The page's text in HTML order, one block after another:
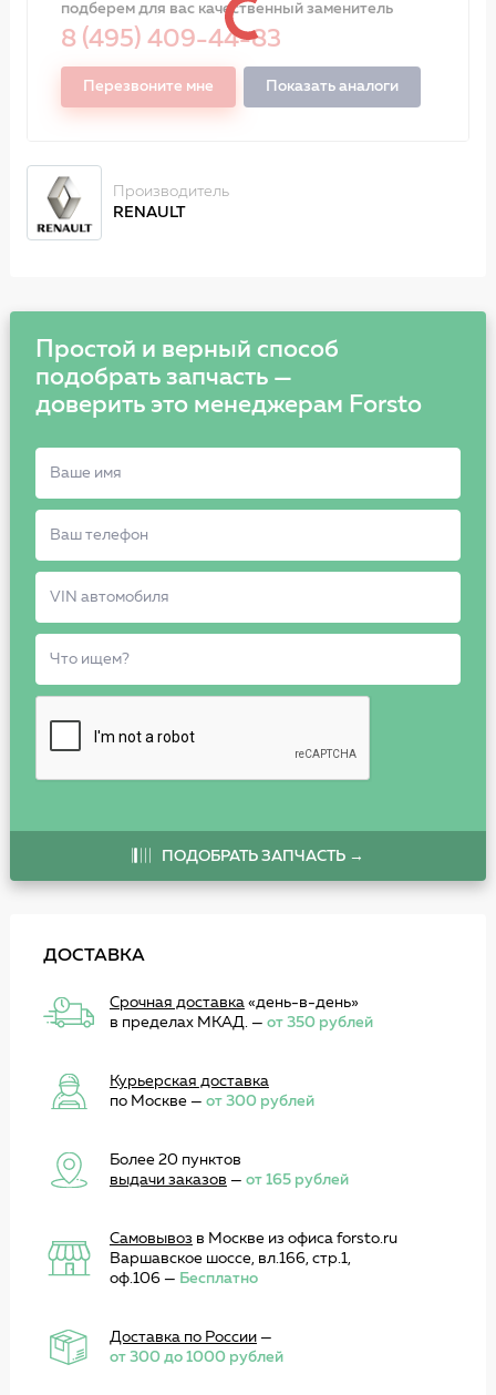
подберем для вас качественный заменитель
8 (495) 409-44-83
Перезвоните мне Показать аналоги
Производитель
RENAULT
Простой и верный способ
подобрать запчасть —
доверить это менеджерам Forsto
ПОДОБРАТЬ ЗАПЧАСТЬ →
ДОСТАВКА
Срочная доставка«день-в-день»
в пределах МКАД. — от 350 рублей
Курьерская доставка
по Москве — от 300 рублей
Более 20 пунктов
выдачи заказов — от 165 рублей
Самовывоз в Москве из офиса forsto.ru
Варшавское шоссе, вл.166, стр.1,
оф.106 — Бесплатно
Доставка по России—
от 300 до 1000 рублей